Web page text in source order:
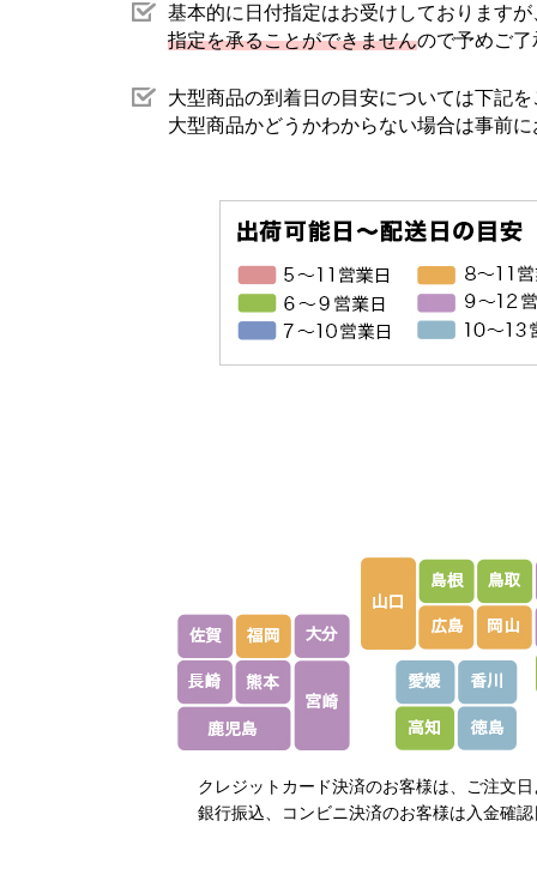
基本的に日付指定はお受けしております
指定を承ることができませんので予めご
大型商品の到着日の目安については下記
大型商品かどうかわからない場合は事前
クレジットカード決済のお客様は、ご注文
銀行振込、コンビニ決済のお客様は入金確